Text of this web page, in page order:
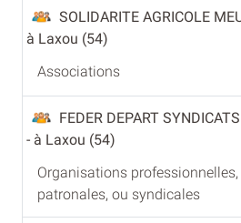
SOLIDARITE AGRICOLE
à Laxou (54)
Associations
FEDER DEPART
- à Laxou (54)
Organisations professionnelles,
patronales, ou syndicales